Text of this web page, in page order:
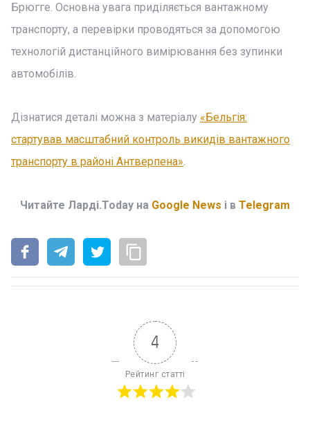
Брюгге. Основна увага приділяється вантажному
транспорту, а перевірки проводяться за допомогою
технологій дистанційного вимірювання без зупинки
автомобілів.
Дізнатися деталі можна з матеріалу «Бельгія:
стартував масштабний контроль викидів вантажного
транспорту в районі Антверпена».
Читайте Ларді.Today на Google News і в Telegram
4
Рейтинг статті